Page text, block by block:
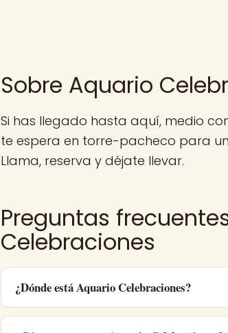
Sobre Aquario
Si has llegado hasta aquí, medio
te espera en torre-pacheco para
Llama, reserva y déjate llevar.
Preguntas
Celebraciones
¿Dónde está Aquario Celebraciones?